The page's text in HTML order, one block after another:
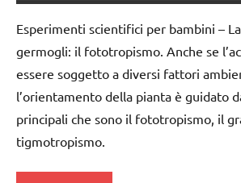
ARGOMENTI
PER ETA'
TUTTI GLI
ARTICOLI
SCIENZE
tecniche
varie
TUTTI GLI
ARGOMENTI
PER ETA'
TUTTI GLI
2a
classe
3a
da 0
anni
Esperimenti scientifici per bambini –
germogli: il fototropismo. Anche se
essere soggetto a diversi fattori
l’orientamento della pianta è guidato
principali che sono il fototropismo, il
tigmotropismo.